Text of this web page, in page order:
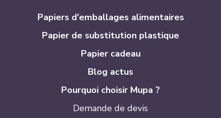
Papiers d'emballages alimentaires
Papier de substitution plastique
Papier cadeau
Blog actus
Pourquoi choisir Mupa ?
Demande de devis